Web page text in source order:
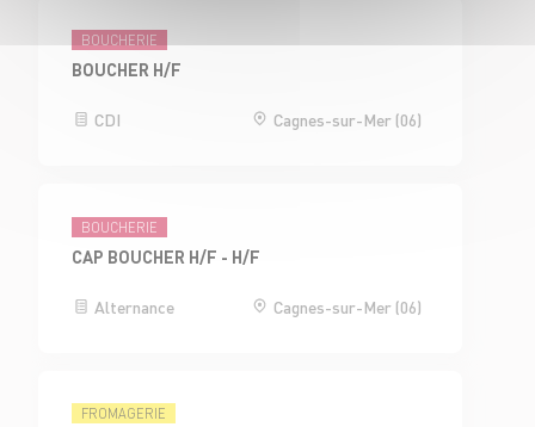
BOUCHERIE
BOUCHER H/F
CDI Cagnes-sur-Mer (06)
BOUCHERIE
CAP BOUCHER H/F - H/F
Alternance Cagnes-sur-Mer (06)
FROMAGERIE